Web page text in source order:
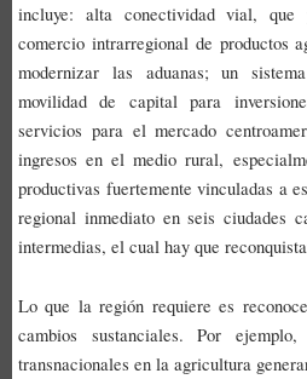
incluye: alta conectividad vial,
comercio intrarregional de productos
modernizar las aduanas; un
movilidad de capital para
servicios para el mercado
ingresos en el medio rural,
productivas fuertemente vinculadas a
regional inmediato en seis ciudades
intermedias, el cual hay que
Lo que la región requiere es
cambios sustanciales. Por
transnacionales en la agricultura